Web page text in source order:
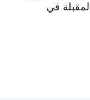
في